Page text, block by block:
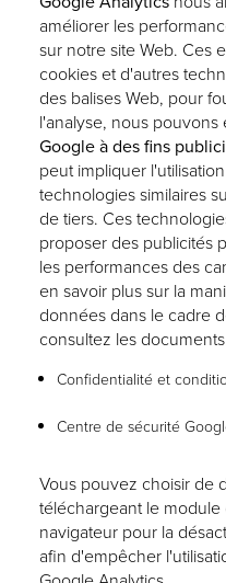
améliorer les
sur notre site Web. Ces
cookies et d'autres
des balises Web, pour
l'analyse, nous pouvons
Google à des fins
peut impliquer
technologies similaires
de tiers. Ces
proposer des publicités
les performances des
en savoir plus sur la
données dans le cadre
consultez les
Confidentialité et
Centre de sécurité
Vous pouvez choisir de
téléchargeant le module
navigateur pour la
afin d'empêcher